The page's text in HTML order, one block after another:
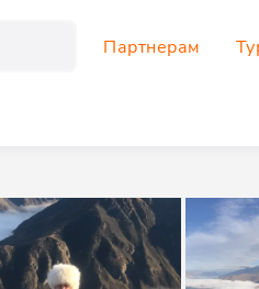
Партнерам